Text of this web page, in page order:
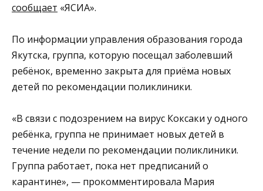
сообщает «ЯСИА».
По информации управления образования города
Якутска, группа, которую посещал заболевший
ребёнок, временно закрыта для приёма новых
детей по рекомендации поликлиники.
«В связи с подозрением на вирус Коксаки у одного
ребёнка, группа не принимает новых детей в
течение недели по рекомендации поликлиники.
Группа работает, пока нет предписаний о
карантине», — прокомментировала Мария